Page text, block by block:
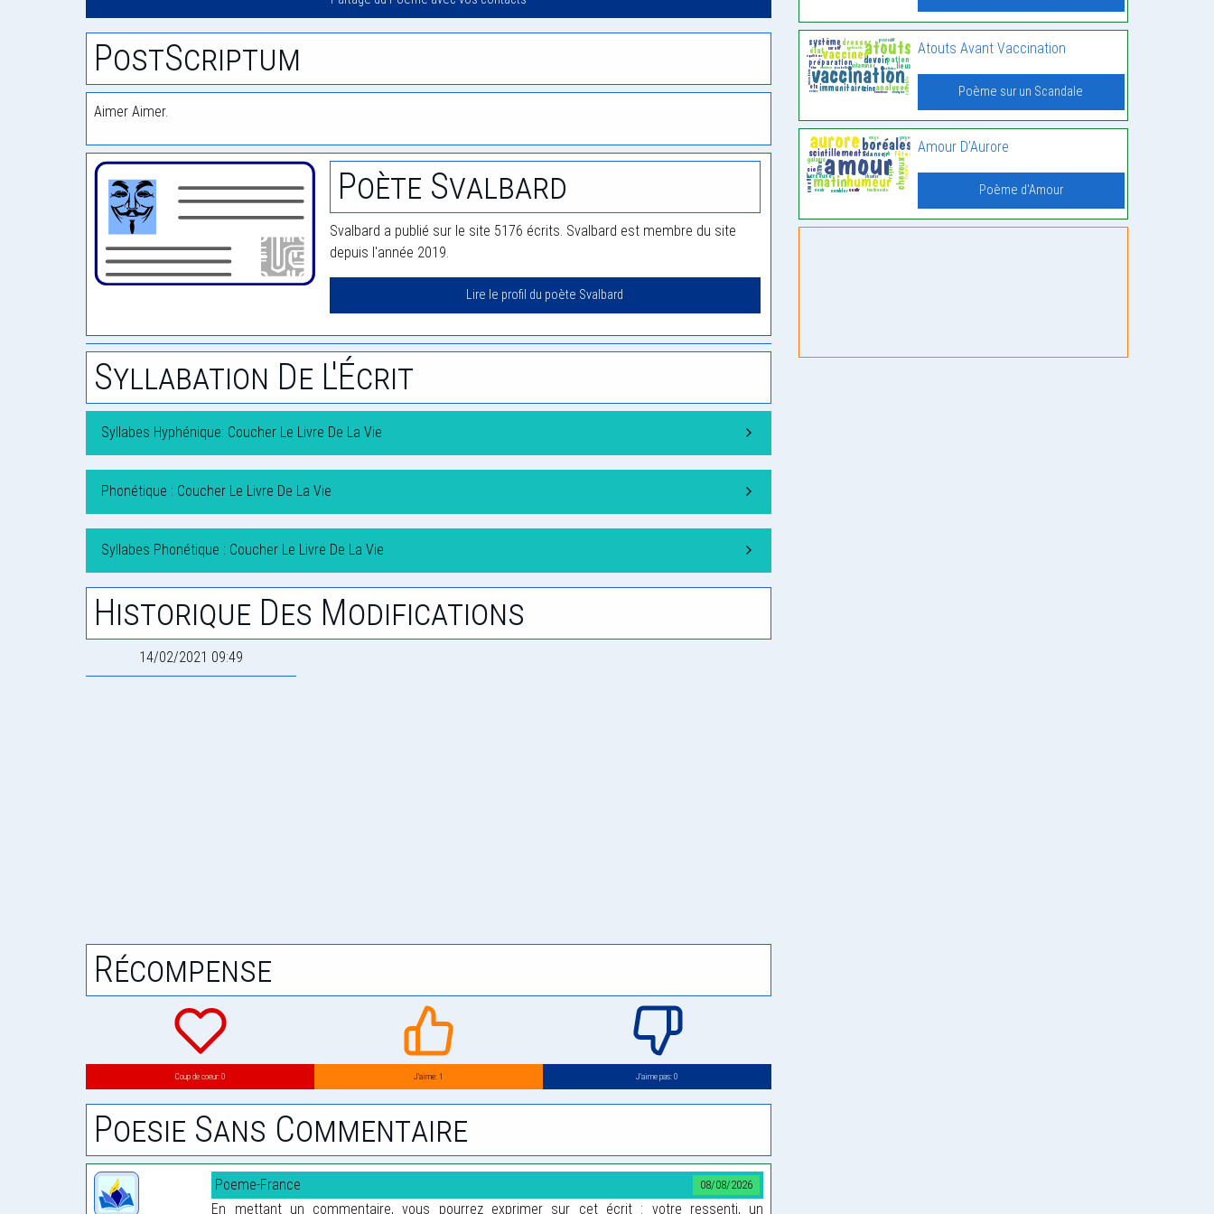
PostScriptum
Aimer Aimer.
Poète Svalbard
Svalbard a publié sur le site 5176 écrits. Svalbard est membre du site
depuis l'année 2019.
Lire le profil du poète Svalbard
Syllabation De L'Écrit
Syllabes Hyphénique: Coucher Le Livre De La Vie
Phonétique : Coucher Le Livre De La Vie
Syllabes Phonétique : Coucher Le Livre De La Vie
Historique Des Modifications
14/02/2021 09:49
Récompense
Coup de coeur: 0 J’aime: 1 J’aime pas: 0
Poesie Sans Commentaire
08/08/2026
Poeme-France
En mettant un commentaire, vous pourrez exprimer sur cet écrit : votre ressenti, un
Atouts Avant Vaccination
Poème sur un Scandale
Amour D’Aurore
Poème d'Amour